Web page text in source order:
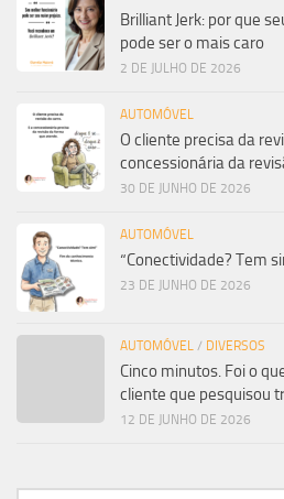
Brilliant Jerk: por que
pode ser o mais caro
2 DE JULHO DE 2026
AUTOMÓVEL
O cliente precisa da
concessionária da
30 DE JUNHO DE 2026
AUTOMÓVEL
“Conectividade? Tem
23 DE JUNHO DE 2026
AUTOMÓVEL / DIVERSOS
Cinco minutos. Foi o
cliente que pesquisou
12 DE JUNHO DE 2026